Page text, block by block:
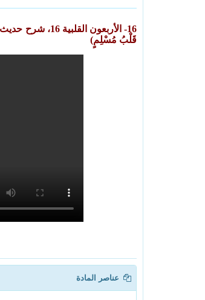
16- الأربعون
قَلْبُ مُسْلِمٍ)
عناصر المادة